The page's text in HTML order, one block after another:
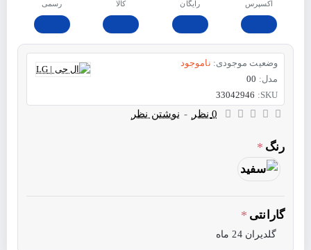
اکسپرس
رایگان
ﮐﺎﻟﺎ
رسمی
وضعیت موجودی: ناموجود
مدل: 00
SKU:
33042946
0 نظر - نوشتن نظر
رنگ
گارانتی
گلدیران 24 ماه